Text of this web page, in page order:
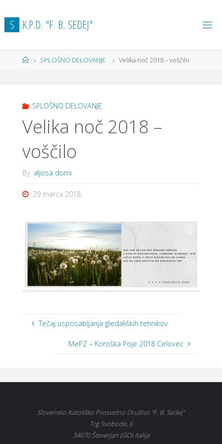
to
content
S .K.P.D. "F. B. SEDEJ"
HomeSPLOŠNO DELOVANJE Velika noč 2018 – voščilo
SPLOŠNO DELOVANJE
Velika noč 2018 –
voščilo
By aljosa dorni
29 marca 2018
Tečaj usposabljanja gledaliških tehnikov
MePZ – Koroška Poje 2018 Celovec
Slovensko Katoliško Prosvetno Društvo “F. B. Sedej"
Trg Svobode, 6
34070 Števerjan (GO) Italija